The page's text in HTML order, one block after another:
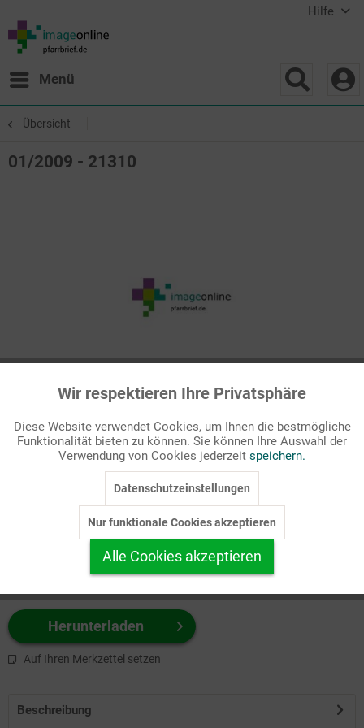
Hilfe
Menü
Übersicht
01/2009 - 21310
Passende Stichworte
Erstkommunion, Sakramente/Kasualien
zuerst Ihr Produktformat aus.
z.B. Farbe-Grafik, Schwarz-Weiß-Grafik, mit/ohne Text ...
Herunterladen
Auf Ihren Merkzettel setzen
Beschreibung
Funktionale Aktiv
Marketing Inaktiv
Personalisierung Inaktiv
Service
Wir respektieren Ihre Privatsphäre
Diese Website verwendet Cookies, um Ihnen die bestmögliche
Funktionalität bieten zu können. Sie können Ihre Auswahl der
Verwendung von Cookies jederzeit speichern.
Datenschutzeinstellungen
Nur funktionale Cookies akzeptieren
Alle Cookies akzeptieren